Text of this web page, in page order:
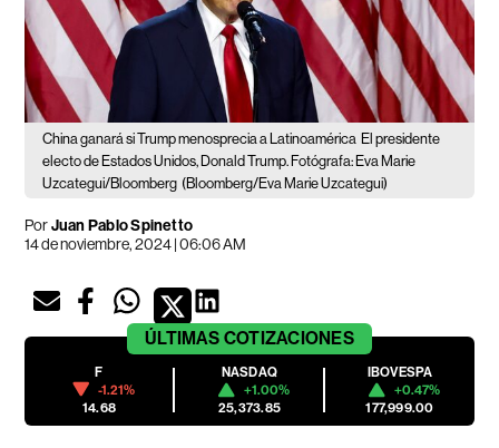
China ganará si Trump menosprecia a Latinoamérica El presidente
electo de Estados Unidos, Donald Trump. Fotógrafa: Eva Marie
Uzcategui/Bloomberg (Bloomberg/Eva Marie Uzcategui)
PorJuan Pablo Spinetto
14 de noviembre, 2024 | 06:06 AM
ÚLTIMAS COTIZACIONES
F
-1.21%
14.68
NASDAQ
+1.00%
25,373.85
IBOVESPA
+0.47%
177,999.00